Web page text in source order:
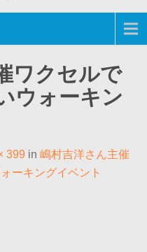
ワクセルで
ウォーキン
399 in 嶋村吉洋さん主催
ーキングイベント